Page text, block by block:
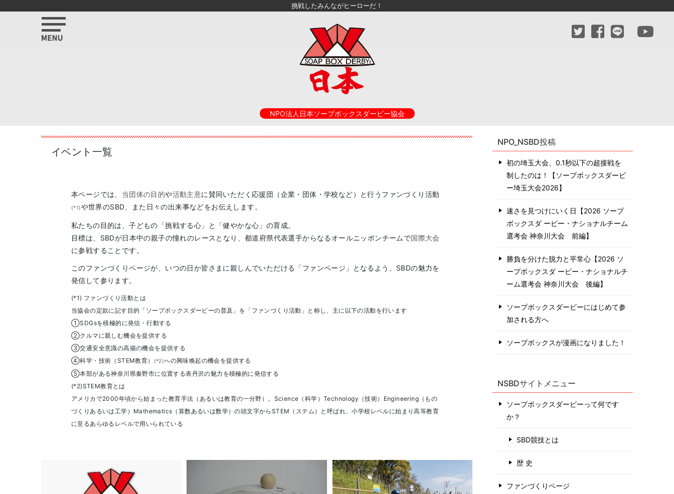
挑戦したみんながヒーローだ！
NPO法人日本ソープボックスダービー協会
イベント一覧
本ページでは、 当団体の目的や活動主意に賛同いただく応援団（企業・団体・学校など）と行うファンづくり活動
(*1)や世界のSBD、また日々の出来事などをお伝えします。
私たちの目的は、子どもの「挑戦する心」と「健やかな心」の育成。
目標は、SBDが日本中の親子の憧れのレースとなり、都道府県代表選手からなるオールニッポンチームで国際大会
に参戦することです。
このファンづくりページが、いつの日か皆さまに親しんでいただける「ファンページ」となるよう、SBDの魅力を
発信して参ります。
(*1) ファンづくり活動とは
当協会の定款に記す目的「ソープボックスダービーの普及」を「ファンづくり活動」と称し、主に以下の活動を行います
①SDGsを積極的に発信・行動する
②クルマに親しむ機会を提供する
③交通安全意識の高揚の機会を提供する
④科学・技術（STEM教育）
(*2)への興味喚起の機会を提供する
⑤本部がある神奈川県秦野市に位置する表丹沢の魅力を積極的に発信する
(*2)STEM教育とは
アメリカで2000年頃から始まった教育手法（あるいは教育の一分野）。Science（科学）Technology（技術）Engineering（もの
づくりあるいは工学）Mathematics（算数あるいは数学）の頭文字からSTEM（ステム）と呼ばれ、小学校レベルに始まり高等教育
に至るあらゆるレベルで用いられている
NPO_NSBD投稿
初の埼玉大会、0.1秒以下の超接戦を
制したのは！【ソープボックスダービ
ー埼玉大会2026】
速さを見つけにいく日【2026 ソープ
ボックスダ ービー・ナショナルチーム
選考会 神奈川⼤会 前編】
勝負を分けた脱力と平常心【2026 ソ
ープボックスダ ービー・ナショナルチ
ーム選考会 神奈川⼤会 後編】
ソープボックスダービーにはじめて参
加される方へ
ソープボックスが漫画になりました！
NSBDサイトメニュー
ソープボックスダービーって何です
か？
SBD競技とは
歴 史
ファンづくりページ